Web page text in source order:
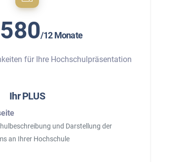
/12 Monate
für Ihre Hochschulpräsentation
Ihr PLUS
und Darstellung der
an Ihrer Hochschule